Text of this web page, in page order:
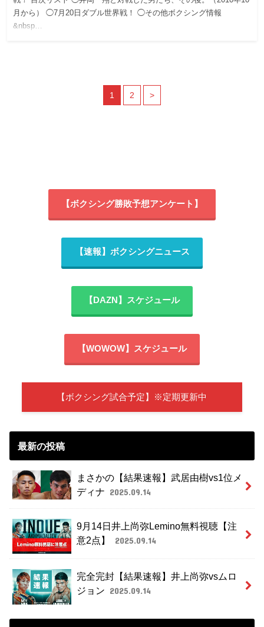
月から） ◯7月20日ダブル世界戦！ ◯その他ボクシング情報
&nbsp…
1 2 >
【ボクシング勝敗予想アンケート】
【速報】ボクシングニュース
【DAZN】スケジュール
【WOWOW】スケジュール
【ボクシング試合予定】※定期更新中
最新の投稿
まさかの【結果速報】武居由樹vs1位メ
ディナ 2025.09.14
9月14日井上尚弥Lemino無料視聴【注
意2点】
2025.09.14
完全完封【結果速報】井上尚弥vsムロ
ジョン 2025.09.14